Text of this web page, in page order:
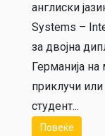
англиски
Systems –
за двојна
Германија
приклучи
студент...
Повеќе